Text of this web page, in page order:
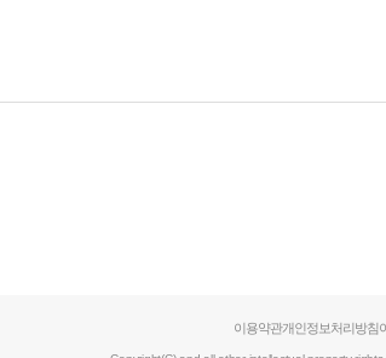
이용약관개인정보처리방침